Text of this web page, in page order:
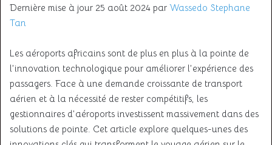
Dernière mise à jour 25 août 2024 par Wassedo Stephane
Tan
Les aéroports africains sont de plus en plus à la pointe de
l’innovation technologique pour améliorer l’expérience des
passagers. Face à une demande croissante de transport
aérien et à la nécessité de rester compétitifs, les
gestionnaires d’aéroports investissent massivement dans des
solutions de pointe. Cet article explore quelques-unes des